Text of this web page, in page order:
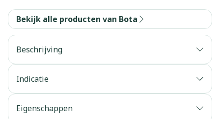
Bekijk alle producten van Bota
Beschrijving
Indicatie
Eigenschappen